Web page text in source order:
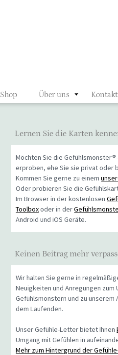
Shop Über uns Kontakt
Lernen Sie die Karten
Möchten Sie die
erproben, ehe Sie sie privat oder
Kommen Sie gerne zu einem
Oder probieren Sie die
Im Browser in der kostenlosen
Toolboxoder in der
Android und iOS Geräte.
Keinen Beitrag mehr
Wir halten Sie gerne in
Neuigkeiten und Anregungen zum
Gefühlsmonstern und zu unserem
dem Laufenden.
Unser Gefühle-Letter bietet Ihnen
Umgang mit Gefühlen in
Mehr zum Hintergrund der